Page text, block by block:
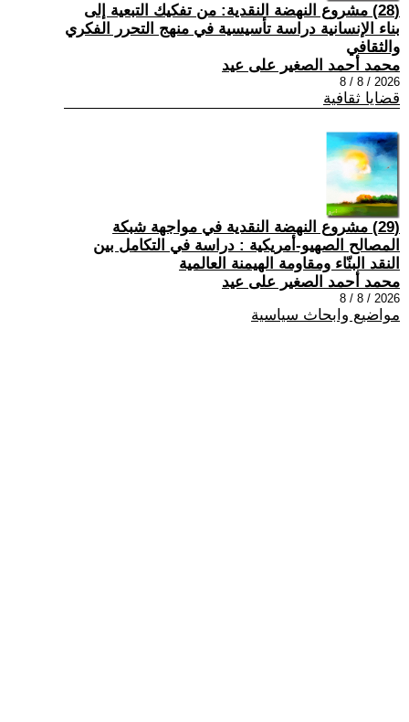
(28) مشروع النهضة النقدية: من تفكيك التبعية إلى
بناء الإنسانية دراسة تأسيسية في منهج التحرر الفكري
والثقافي
محمد أحمد الصغير على عيد
2026 / 8 / 8
قضايا ثقافية
(29) مشروع النهضة النقدية في مواجهة شبكة
المصالح الصهيو-أمريكية : دراسة في التكامل بين
النقد البنّاء ومقاومة الهيمنة العالمية
محمد أحمد الصغير على عيد
2026 / 8 / 8
مواضيع وابحاث سياسية